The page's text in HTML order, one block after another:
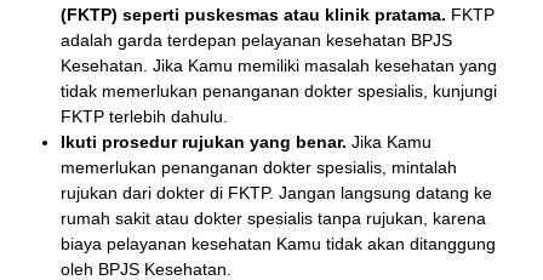
(FKTP) seperti puskesmas atau klinik pratama. FKTP
adalah garda terdepan pelayanan kesehatan BPJS
Kesehatan. Jika Kamu memiliki masalah kesehatan yang
tidak memerlukan penanganan dokter spesialis, kunjungi
FKTP terlebih dahulu.
Ikuti prosedur rujukan yang benar. Jika Kamu
memerlukan penanganan dokter spesialis, mintalah
rujukan dari dokter di FKTP. Jangan langsung datang ke
rumah sakit atau dokter spesialis tanpa rujukan, karena
biaya pelayanan kesehatan Kamu tidak akan ditanggung
oleh BPJS Kesehatan.